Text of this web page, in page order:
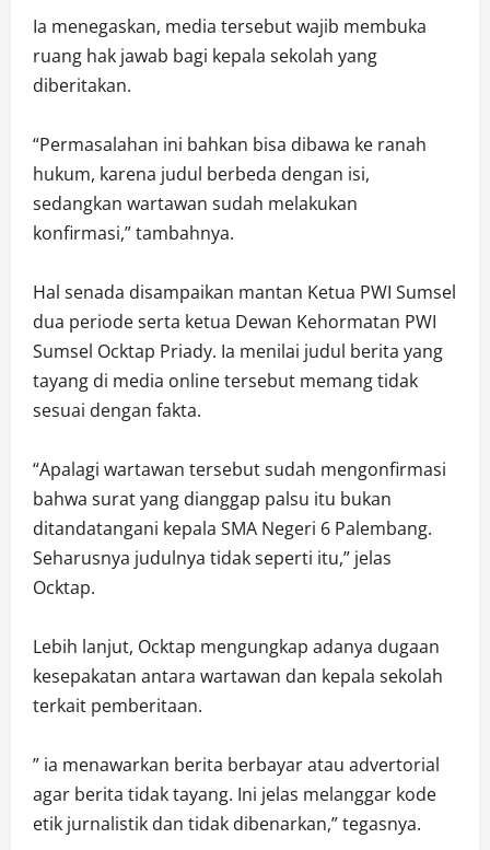
Ia menegaskan, media tersebut wajib membuka
ruang hak jawab bagi kepala sekolah yang
diberitakan.
“Permasalahan ini bahkan bisa dibawa ke ranah
hukum, karena judul berbeda dengan isi,
sedangkan wartawan sudah melakukan
konfirmasi,” tambahnya.
Hal senada disampaikan mantan Ketua PWI Sumsel
dua periode serta ketua Dewan Kehormatan PWI
Sumsel Ocktap Priady. Ia menilai judul berita yang
tayang di media online tersebut memang tidak
sesuai dengan fakta.
“Apalagi wartawan tersebut sudah mengonfirmasi
bahwa surat yang dianggap palsu itu bukan
ditandatangani kepala SMA Negeri 6 Palembang.
Seharusnya judulnya tidak seperti itu,” jelas
Ocktap.
Lebih lanjut, Ocktap mengungkap adanya dugaan
kesepakatan antara wartawan dan kepala sekolah
terkait pemberitaan.
” ia menawarkan berita berbayar atau advertorial
agar berita tidak tayang. Ini jelas melanggar kode
etik jurnalistik dan tidak dibenarkan,” tegasnya.